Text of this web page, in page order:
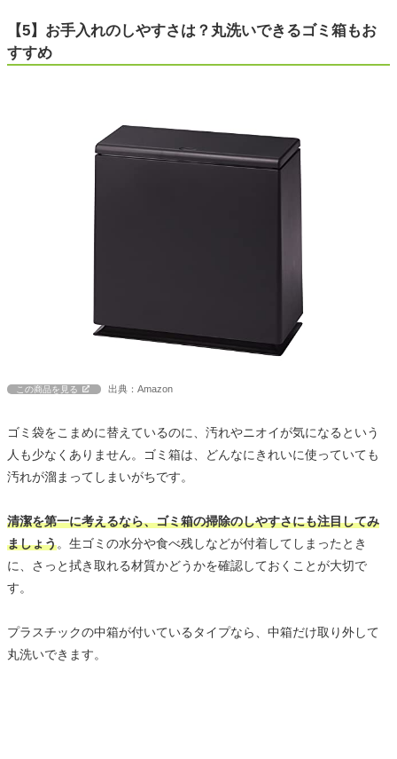
【5】お手入れのしやすさは？丸洗いできるゴミ箱もお
すすめ
この商品を見る 出典：Amazon
ゴミ袋をこまめに替えているのに、汚れやニオイが気になるという
人も少なくありません。ゴミ箱は、どんなにきれいに使っていても
汚れが溜まってしまいがちです。
清潔を第一に考えるなら、ゴミ箱の掃除のしやすさにも注目してみ
ましょう。生ゴミの水分や食べ残しなどが付着してしまったとき
に、さっと拭き取れる材質かどうかを確認しておくことが大切で
す。
プラスチックの中箱が付いているタイプなら、中箱だけ取り外して
丸洗いできます。